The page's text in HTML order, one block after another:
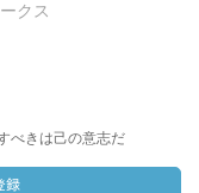
クス
べきは己の意志だ